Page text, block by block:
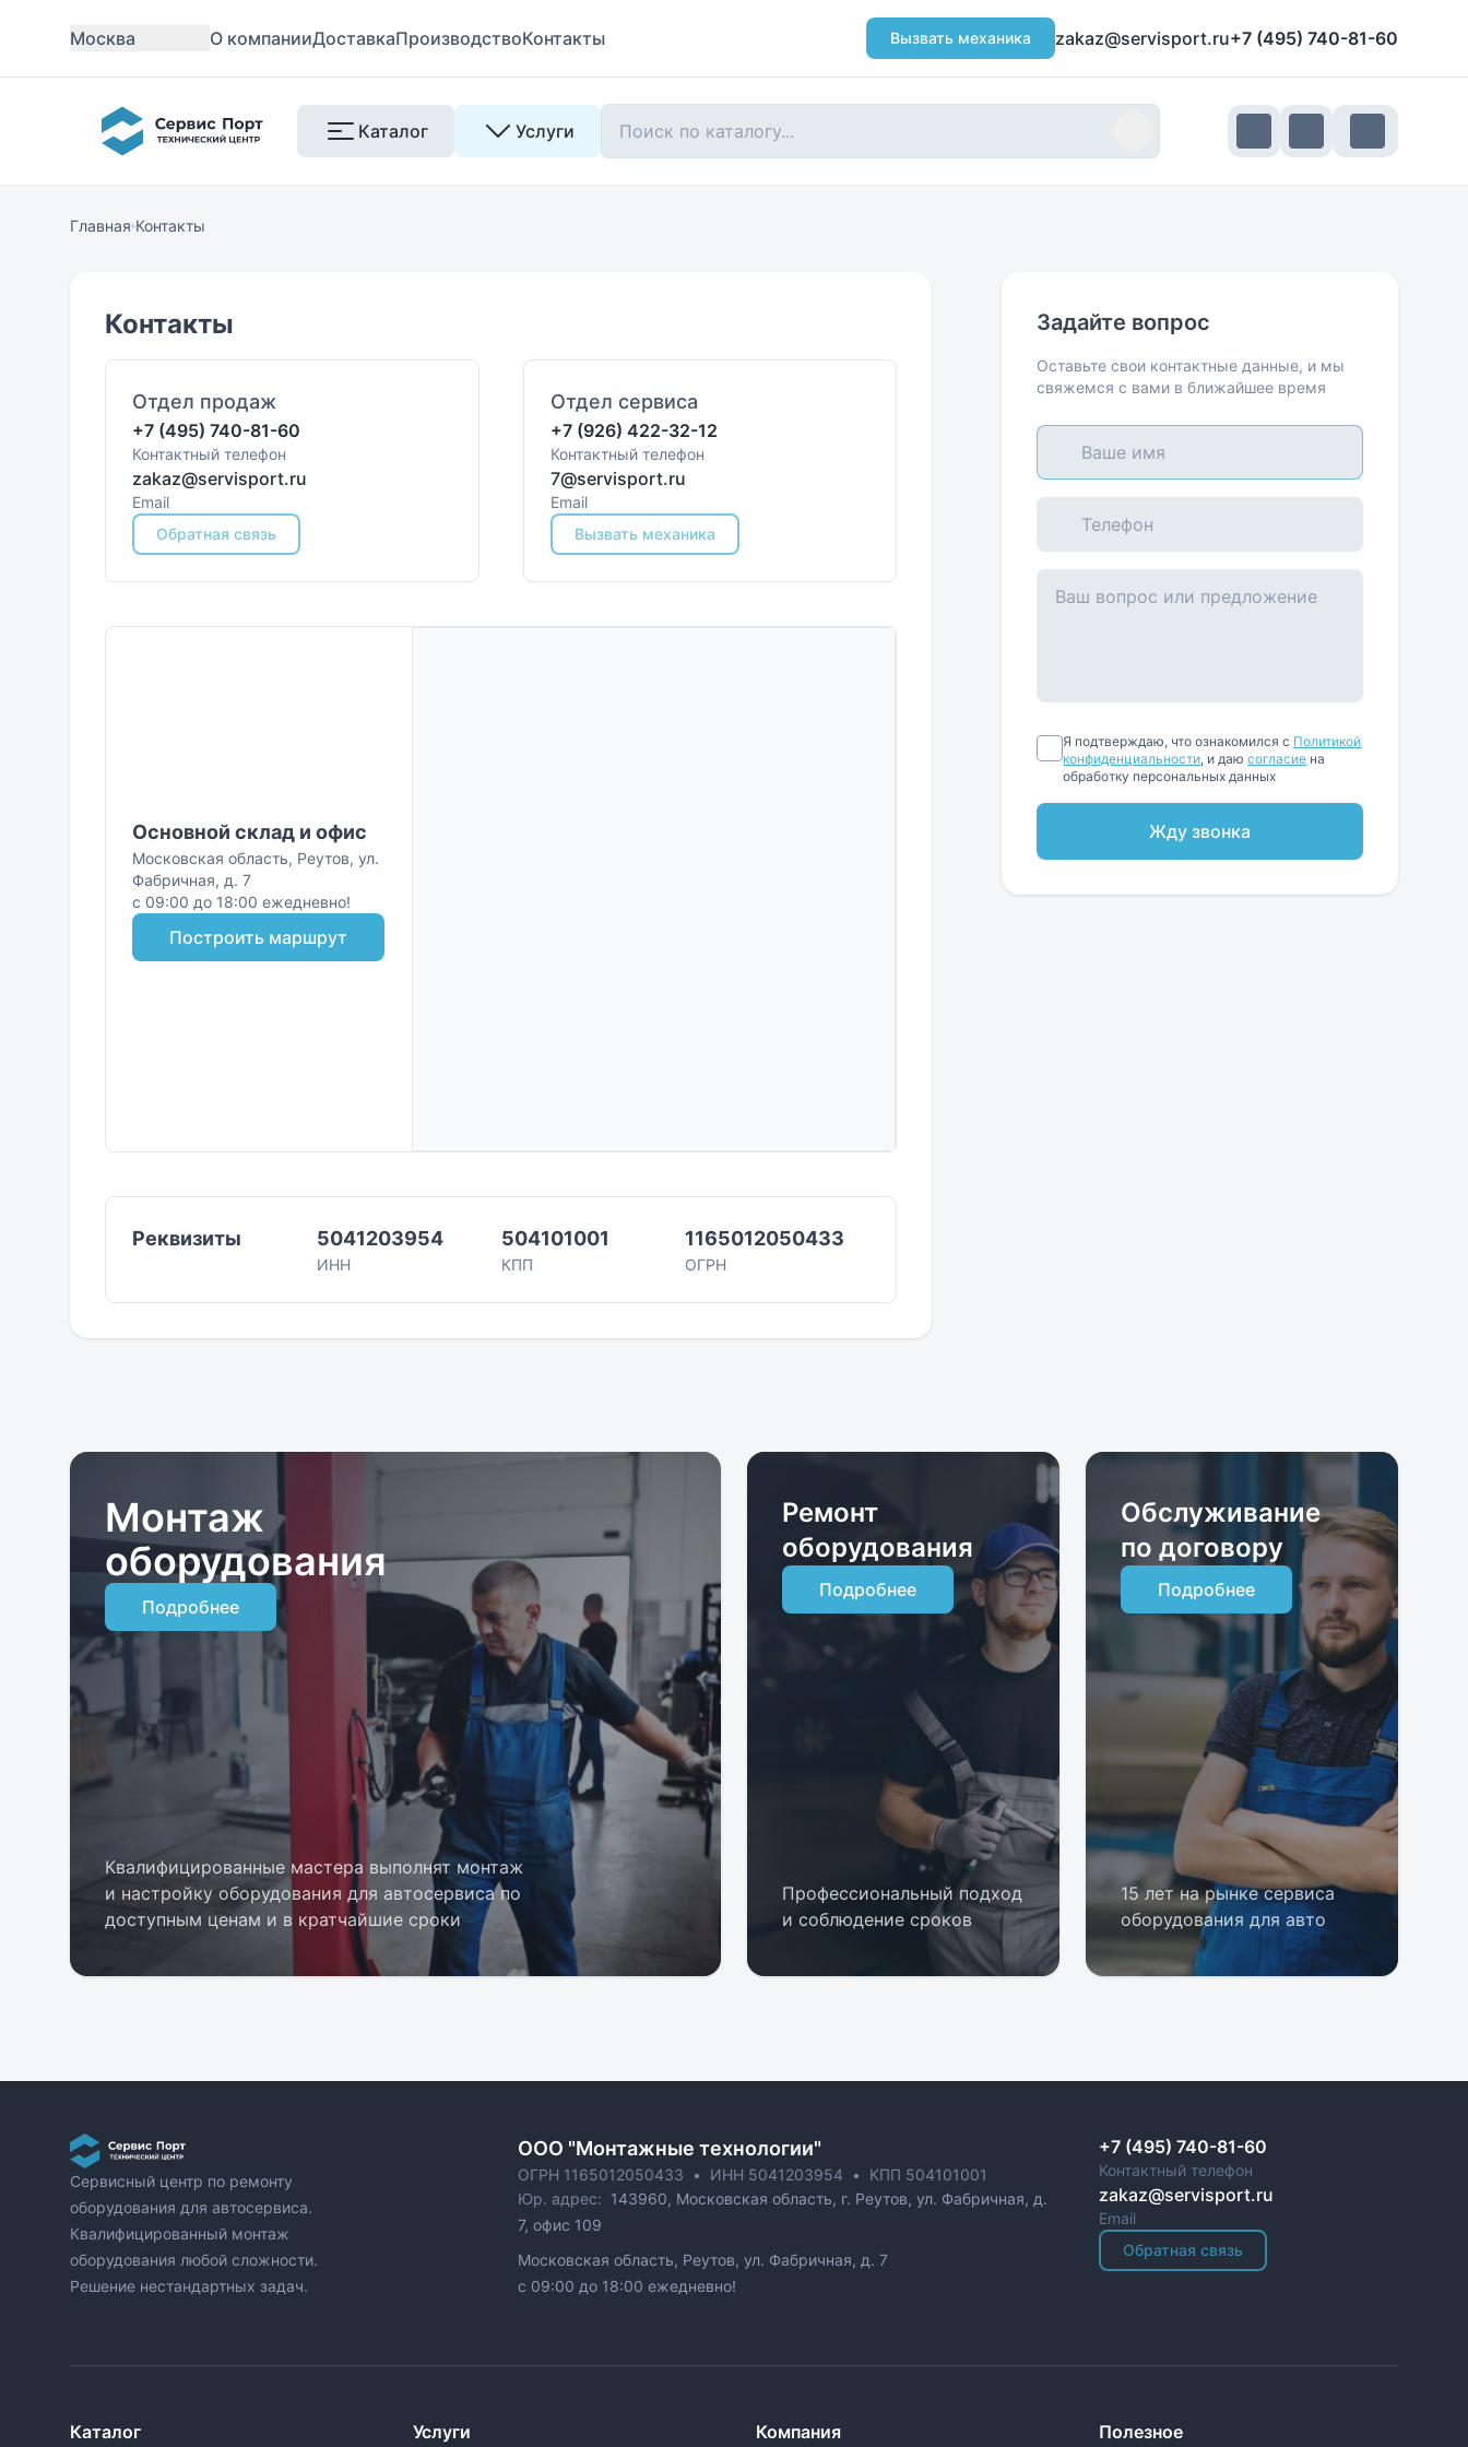
Москва О компанииДоставкаПроизводствоКонтакты Вызвать механика zakaz@servisport.ru+7 (495) 740-81-60
Каталог Услуги
Главная Контакты
Контакты
Отдел продаж
+7 (495) 740-81-60
Контактный телефон
zakaz@servisport.ru
Email
Обратная связь
Отдел сервиса
+7 (926) 422-32-12
Контактный телефон
7@servisport.ru
Email
Вызвать механика
Основной склад и офис
Московская область, Реутов, ул.
Фабричная, д. 7
c 09:00 до 18:00 ежедневно!
Построить маршрут
Реквизиты 5041203954
ИНН
504101001
КПП
1165012050433
ОГРН
Задайте вопрос
Оставьте свои контактные данные, и мы
свяжемся с вами в ближайшее время
Я подтверждаю, что ознакомился с Политикой
конфиденциальности, и даюсогласие на
обработку персональных данных
Жду звонка
Монтаж
оборудования
Подробнее
Квалифицированные мастера выполнят монтаж
и настройку оборудования для автосервиса по
доступным ценам и в кратчайшие сроки
Ремонт
оборудования
Подробнее
Профессиональный подход
и соблюдение сроков
Обслуживание
по договору
Подробнее
15 лет на рынке сервиса
оборудования для авто
Сервисный центр по ремонту
оборудования для автосервиса.
Квалифицированный монтаж
оборудования любой сложности.
Решение нестандартных задач.
ОOO "Монтажные технологии"
ОГРН 1165012050433 • ИНН 5041203954 •
КПП 504101001
Юр. адрес: 143960, Московская область, г. Реутов, ул. Фабричная, д.
7, офис 109
Московская область, Реутов, ул. Фабричная, д. 7
c 09:00 до 18:00 ежедневно!
+7 (495) 740-81-60
Контактный телефон
zakaz@servisport.ru
Email
Обратная связь
Каталог Услуги Компания Полезное